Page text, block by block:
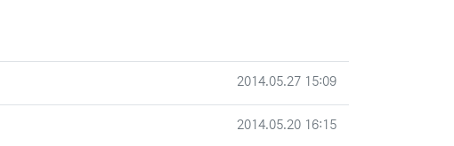
작성일
2014.05.27 15:09
작성일
2014.05.20 16:15